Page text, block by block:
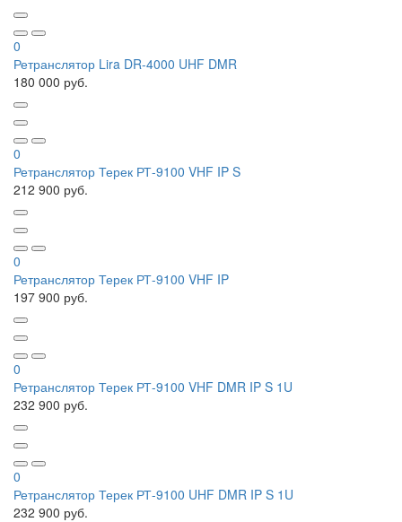
0
Ретранслятор Lira DR-4000 UHF DMR
180 000 руб.
0
Ретранслятор Терек РТ-9100 VHF IP S
212 900 руб.
0
Ретранслятор Терек РТ-9100 VHF IP
197 900 руб.
0
Ретранслятор Терек РТ-9100 VHF DMR IP S 1U
232 900 руб.
0
Ретранслятор Терек РТ-9100 UHF DMR IP S 1U
232 900 руб.